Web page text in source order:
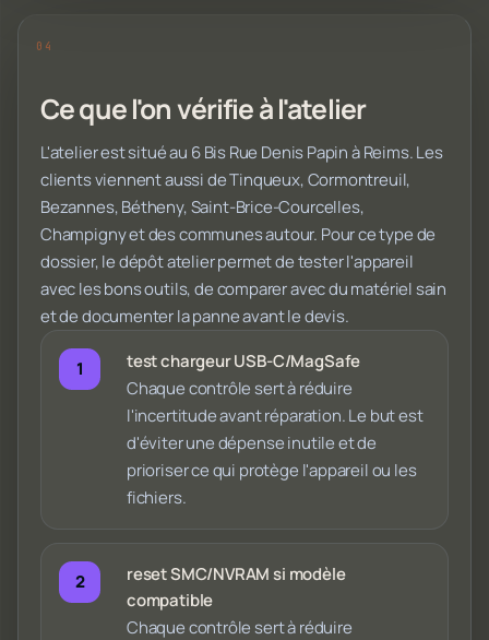
Ce que l'on vérifie à l'atelier
L'atelier est situé au 6 Bis Rue Denis Papin à Reims. Les
clients viennent aussi de Tinqueux, Cormontreuil,
Bezannes, Bétheny, Saint-Brice-Courcelles,
Champigny et des communes autour. Pour ce type de
dossier, le dépôt atelier permet de tester l'appareil
avec les bons outils, de comparer avec du matériel sain
et de documenter la panne avant le devis.
test chargeur USB-C/MagSafe
Chaque contrôle sert à réduire
l'incertitude avant réparation. Le but est
d'éviter une dépense inutile et de
prioriser ce qui protège l'appareil ou les
fichiers.
reset SMC/NVRAM si modèle
compatible
Chaque contrôle sert à réduire